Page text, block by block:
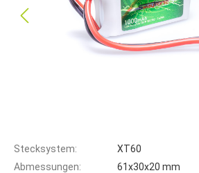
Stecksystem:
XT60
Abmessungen:
61x30x20 mm